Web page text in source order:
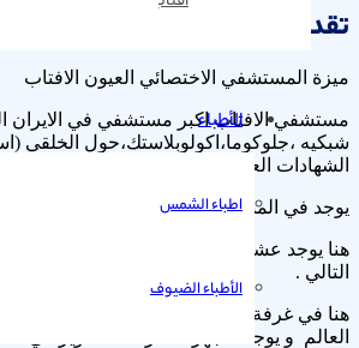
الأطباء
اطباء الشمس
الأطباء الضيوف
تقديم المستشفي الافتاب
ميزة المستشفي الاختصائي العيون الافتاب
مستشفي الافتاب اكبر مستشفي في الايران
شبكيه ،جلوكوما،اكولوبلاستك،حول الخلقي
الشهادات العليا مع اساتذه و كادر مجرب .
يوجد في المستفي قسم vip مع الامكانات اللازمه للمرضي و السكن الفندقي .
هنا يوجد عشر غرفة عمليات الذي مجهزه
التالي .
هنا في غرفة عمليات لعيوب الانكساريه
العالم و يوجد الاجهزه اللازمه للتصوير في